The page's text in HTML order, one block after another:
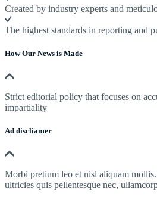
Created by industry experts and
The highest standards in reporting and
How Our News is Made
Strict editorial policy that focuses on
impartiality
Ad discliamer
Morbi pretium leo et nisl aliquam
ultricies quis pellentesque nec,